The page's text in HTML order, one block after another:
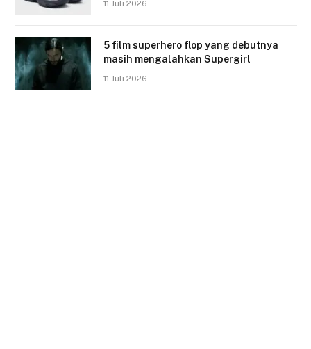
11 Juli 2026
5 film superhero flop yang debutnya
masih mengalahkan Supergirl
11 Juli 2026